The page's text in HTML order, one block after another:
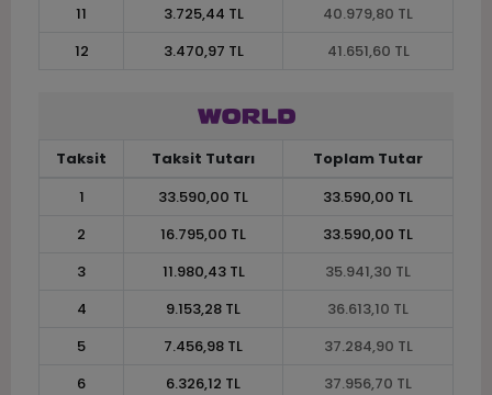
11
3.725,44 TL
40.979,80 TL
12
3.470,97 TL 41.651,60 TL
Taksit Taksit Tutarı
Toplam Tutar
1
33.590,00 TL
33.590,00 TL
2
16.795,00 TL
33.590,00 TL
3
11.980,43 TL
35.941,30 TL
4
9.153,28 TL
36.613,10 TL
5
7.456,98 TL
37.284,90 TL
6
6.326,12 TL
37.956,70 TL